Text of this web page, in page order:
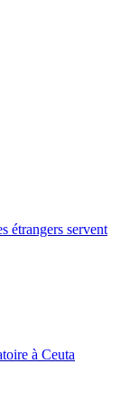
étrangers servent
à Ceuta